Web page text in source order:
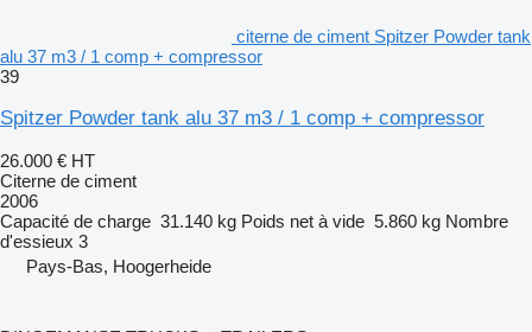
citerne de ciment Spitzer Powder tank
alu 37 m3 / 1 comp + compressor
39
Spitzer Powder tank alu 37 m3 / 1 comp + compressor
26.000 € HT
Citerne de ciment
2006
Capacité de charge 31.140 kg Poids net à vide 5.860 kg Nombre
d'essieux 3
Pays-Bas, Hoogerheide